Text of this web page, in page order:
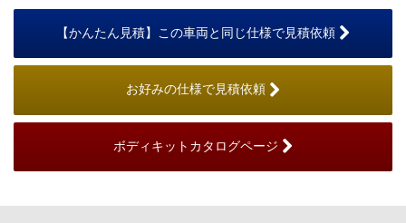
【かんたん見積】この車両と同じ仕様で見積依頼
お好みの仕様で見積依頼
ボディキットカタログページ